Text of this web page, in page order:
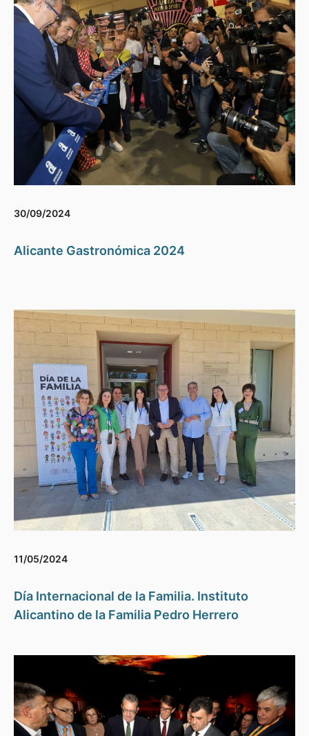
30/09/2024
Alicante Gastronómica 2024
11/05/2024
Día Internacional de la Familia. Instituto
Alicantino de la Familia Pedro Herrero